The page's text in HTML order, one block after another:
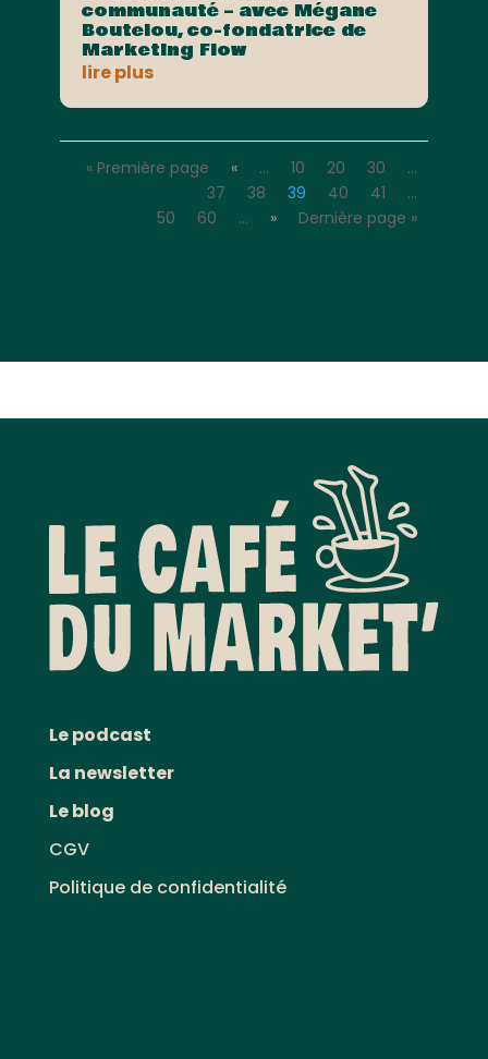
communauté – avec Mégane
Boutelou, co-fondatrice de
Marketing Flow
lire plus
« Première page « … 10 20 30
…
37
38 39 40 41
…
50
60 … » Dernière page »
Le podcast
La newsletter
Le blog
CGV
Politique de confidentialité